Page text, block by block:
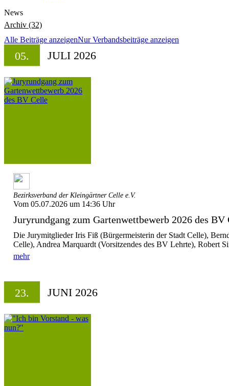
News
Archiv (32)
Alle Beiträge anzeigenNur Verbandsbeiträge anzeigen
05. JULI 2026
Bezirksverband der Kleingärtner Celle e.V.
Vom 05.07.2026 um 14:36 Uhr
Juryrundgang zum Gartenwettbewerb 2026 des BV
Die Jurymitglieder Iris Fiß (Bürgermeisterin der Stadt Celle),
Celle), Andrea Marquardt (Vorsitzendes des BV Lehrte), Robert
mehr
23. JUNI 2026